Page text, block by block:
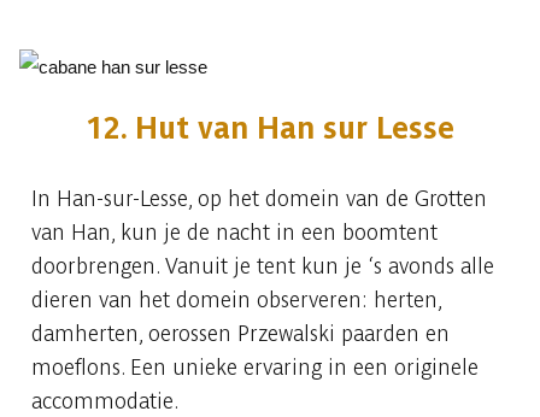
12. Hut van Han sur Lesse
In Han-sur-Lesse, op het domein van de Grotten
van Han, kun je de nacht in een boomtent
doorbrengen. Vanuit je tent kun je ‘s avonds alle
dieren van het domein observeren: herten,
damherten, oerossen Przewalski paarden en
moeflons. Een unieke ervaring in een originele
accommodatie.